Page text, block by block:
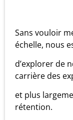
Sans vouloir
échelle, nous
d’explorer de
carrière des
et plus
rétention.